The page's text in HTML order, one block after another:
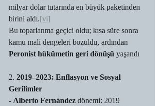
milyar dolar tutarında en büyük paketinden
birini aldı.[vi]
Bu toparlanma geçici oldu; kısa süre sonra
kamu mali dengeleri bozuldu, ardından
Peronist hükümetin geri dönüşü yaşandı
2. 2019–2023: Enflasyon ve Sosyal
Gerilimler
- Alberto Fernández dönemi: 2019